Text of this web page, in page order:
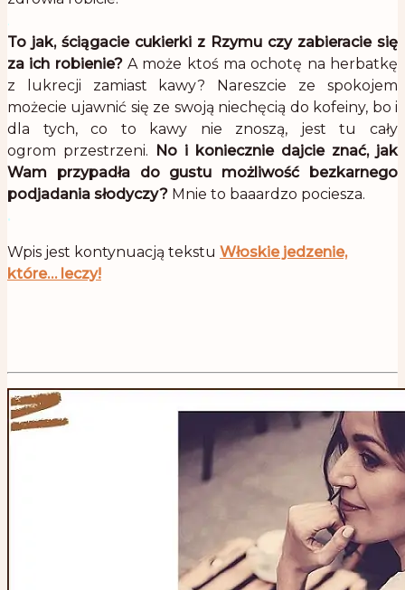
.
To jak, ściągacie cukierki z Rzymu czy zabieracie się
za ich robienie?A może ktoś ma ochotę na herbatkę
z lukrecji zamiast kawy? Nareszcie ze spokojem
możecie ujawnić się ze swoją niechęcią do kofeiny, bo i
dla tych, co to kawy nie znoszą, jest tu cały
ogrom przestrzeni. No i koniecznie dajcie znać, jak
Wam przypadła do gustu możliwość bezkarnego
podjadania słodyczy? Mnie to baaardzo pociesza.
.
Wpis jest kontynuacją tekstu Włoskie jedzenie,
które… leczy!